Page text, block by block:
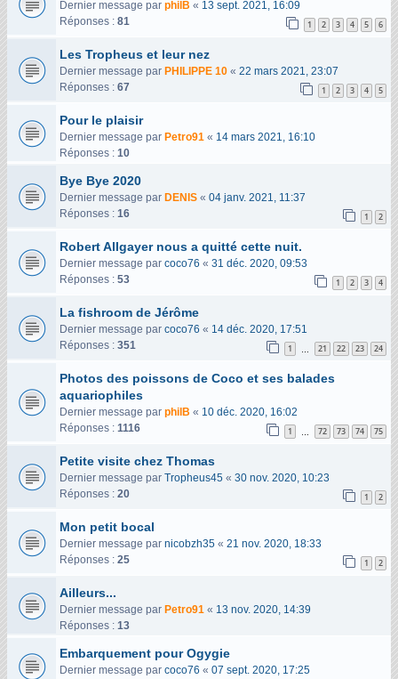
Dernier message par philB « 13 sept. 2021, 16:09
Réponses : 81 1 2 3 4 5 6
Les Tropheus et leur nez
Dernier message par PHILIPPE 10 « 22 mars 2021, 23:07
Réponses : 67 1 2 3 4 5
Pour le plaisir
Dernier message par Petro91 « 14 mars 2021, 16:10
Réponses : 10
Bye Bye 2020
Dernier message par DENIS « 04 janv. 2021, 11:37
Réponses : 16 1 2
Robert Allgayer nous a quitté cette nuit.
Dernier message par coco76 « 31 déc. 2020, 09:53
Réponses : 53 1 2 3 4
La fishroom de Jérôme
Dernier message par coco76 « 14 déc. 2020, 17:51
Réponses : 351 1 21 22 23 24
Photos des poissons de Coco et ses balades
aquariophiles
Dernier message par philB « 10 déc. 2020, 16:02
Réponses : 1116 1 72 73 74 75
Petite visite chez Thomas
Dernier message par Tropheus45 « 30 nov. 2020, 10:23
Réponses : 20 1 2
Mon petit bocal
Dernier message par nicobzh35 « 21 nov. 2020, 18:33
Réponses : 25 1 2
Ailleurs...
Dernier message par Petro91 « 13 nov. 2020, 14:39
Réponses : 13
Embarquement pour Ogygie
Dernier message par coco76 « 07 sept. 2020, 17:25